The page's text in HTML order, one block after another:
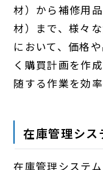
材）から補修用
材）まで、様々
において、価格
く購買計画を作
随する作業を効率
在庫管理シス
在庫管理システ